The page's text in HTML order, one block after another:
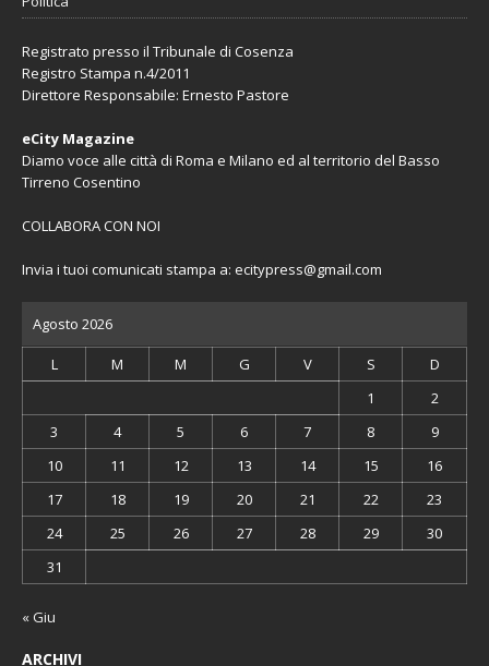
Registrato presso il Tribunale di Cosenza
Registro Stampa n.4/2011
Direttore Responsabile: Ernesto Pastore
eCity Magazine
Diamo voce alle città di Roma e Milano ed al territorio del Basso
Tirreno Cosentino
COLLABORA CON NOI
Invia i tuoi comunicati stampa a: ecitypress@gmail.com
Agosto 2026
L M M G V S
D
1
2
3
4 5 6 7 8
9
10
11 12 13 14 15
16
17
18 19 20 21 22
23
24
25 26 27 28 29
30
31
« Giu
ARCHIVI